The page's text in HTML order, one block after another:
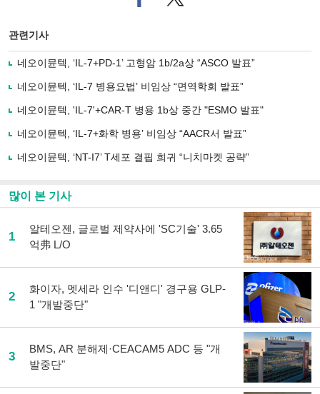
이
로
기
사
유
기
터로
관련기사
네오이뮨텍, ‘IL-7+PD-1’ 고형암 1b/2a상 “ASCO 발표”
네오이뮨텍, ‘IL-7 병용요법’ 비임상 “면역학회 발표”
네오이뮨텍, 'IL-7'+CAR-T 병용 1b상 중간 "ESMO 발표"
네오이뮨텍, ‘IL-7+화학 병용’ 비임상 “AACR서 발표”
네오이뮨텍, ‘NT-I7’ T세포 결핍 희귀 “니치마켓 공략”
많이 본 기사
1
알테오젠, 글로벌 제약사에 'SC기술' 3.65
억弗 L/O
2
화이자, 멧세라 인수 '디앤디' 경구용 GLP-
1 "개발중단"
3
BMS, AR 분해제·CEACAM5 ADC 등 "개
발중단"